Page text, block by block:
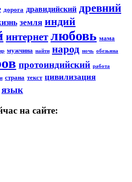
дорога дравидийский древний
земля индий
интернет любовь мама
мужчина найти народ ночь обезьяна
протоиндийский работа
страна текст цивилизация
язык
на сайте: